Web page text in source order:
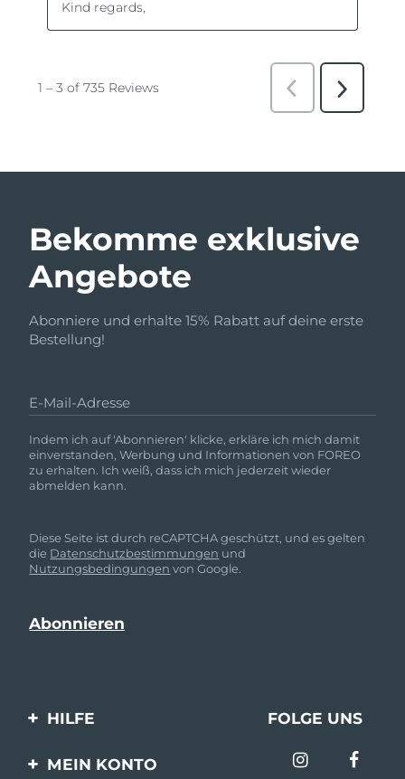
Bekomme exklusive
Angebote
Abonniere und erhalte 15% Rabatt auf deine erste
Bestellung!
E-Mail-Adresse
Indem ich auf 'Abonnieren' klicke, erkläre ich mich damit
einverstanden, Werbung und Informationen von FOREO
zu erhalten. Ich weiß, dass ich mich jederzeit wieder
abmelden kann.
Diese Seite ist durch reCAPTCHA geschützt, und es gelten
die Datenschutzbestimmungen und
Nutzungsbedingungen von Google.
HILFE
Kontaktiere uns
FOLGE UNS
MEIN KONTO